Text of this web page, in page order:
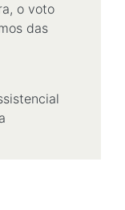
o voto
das